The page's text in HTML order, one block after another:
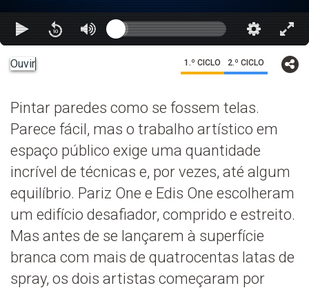
Ouvir 1.º CICLO 2.º CICLO
Pintar paredes como se fossem telas.
Parece fácil, mas o trabalho artístico em
espaço público exige uma quantidade
incrível de técnicas e, por vezes, até algum
equilíbrio. Pariz One e Edis One escolheram
um edifício desafiador, comprido e estreito.
Mas antes de se lançarem à superfície
branca com mais de quatrocentas latas de
spray, os dois artistas começaram por